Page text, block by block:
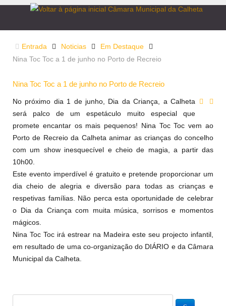
Entrada Noticias
Em Destaque
Nina Toc Toc a 1 de junho no Porto de Recreio
Nina Toc Toc a 1 de junho no Porto de Recreio
No próximo dia 1 de junho, Dia da Criança, a Calheta
será palco de um espetáculo muito especial que
promete encantar os mais pequenos! Nina Toc Toc vem ao
Porto de Recreio da Calheta animar as crianças do concelho
com um show inesquecível e cheio de magia, a partir das
10h00.
Este evento imperdível é gratuito e pretende proporcionar um
dia cheio de alegria e diversão para todas as crianças e
respetivas famílias. Não perca esta oportunidade de celebrar
o Dia da Criança com muita música, sorrisos e momentos
mágicos.
Nina Toc Toc irá estrear na Madeira este seu projecto infantil,
em resultado de uma co-organização do DIÁRIO e da Câmara
Municipal da Calheta.